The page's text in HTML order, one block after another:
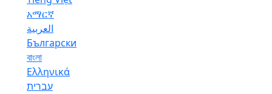
አማርኛ
العربية
Български
বাংলা
Ελληνικά
עברית